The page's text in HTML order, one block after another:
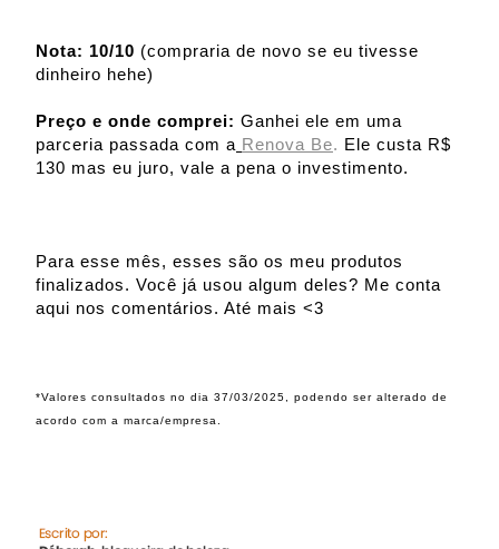
Nota: 10/10 (compraria de novo se eu tivesse
dinheiro hehe)
Preço e onde comprei: Ganhei ele em uma
parceria passada com a Renova Be. Ele custa R$
130 mas eu juro, vale a pena o investimento.
Para esse mês, esses são os meu produtos
finalizados. Você já usou algum deles? Me conta
aqui nos comentários. Até mais <3
*Valores consultados no dia 37/03/2025, podendo ser alterado de
acordo com a marca/empresa.